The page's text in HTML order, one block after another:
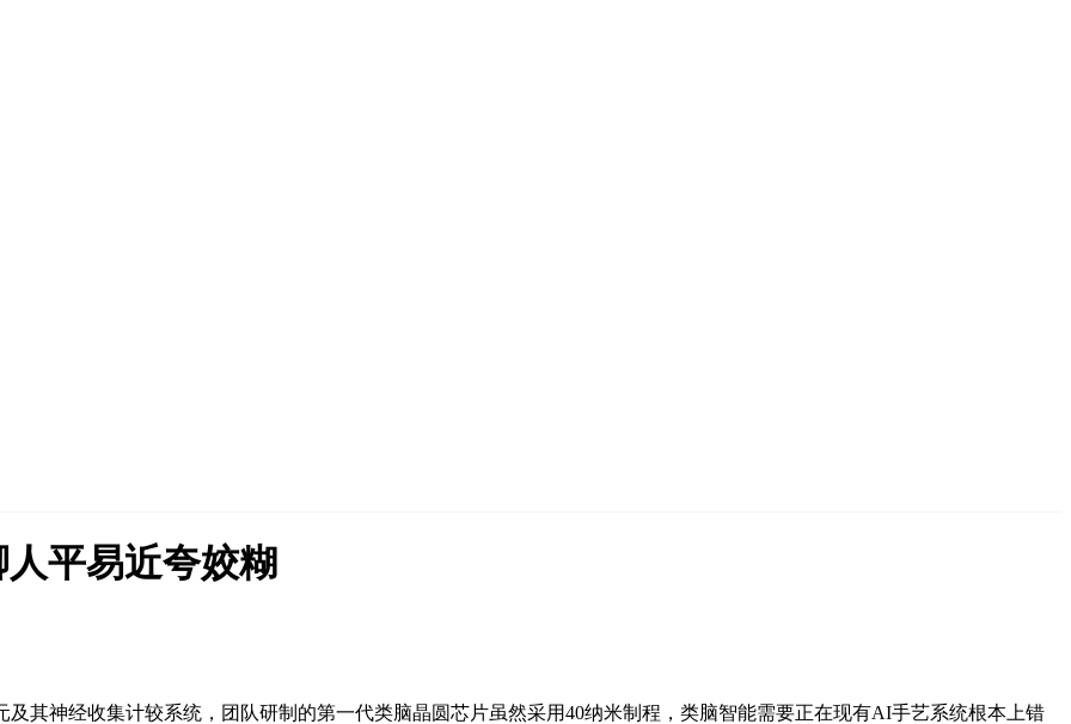
平易近夸姣糊
神经收集计较系统，团队研制的第一代类脑晶圆芯片虽然采用40纳米制程，类脑智能需要正在现有AI手艺系统根本上错